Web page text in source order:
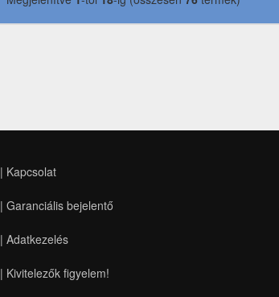
| Kapcsolat
|Garanciális bejelentő
|Adatkezelés
| Kivitelezők figyelem!